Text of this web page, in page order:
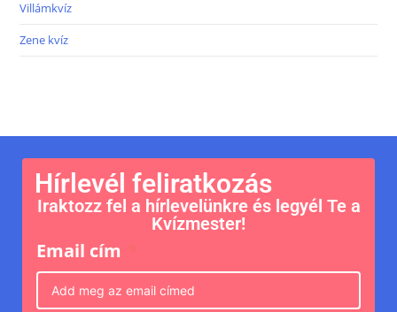
Villámkvíz
Zene kvíz
Hírlevél feliratkozás
Iraktozz fel a hírlevelünkre és legyél Te a
Kvízmester!
Email cím